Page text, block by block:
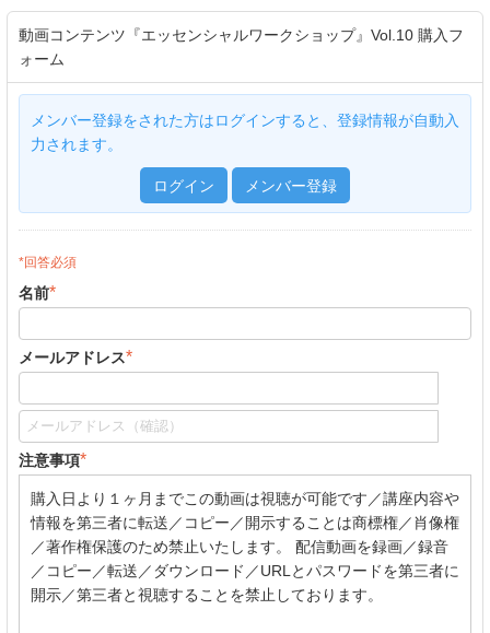
動画コンテンツ『エッセンシャルワークショップ』Vol.10 購入フ
ォーム
メンバー登録をされた方はログインすると、登録情報が自動入
力されます。
ログイン メンバー登録
*回答必須
名前*
メールアドレス*
注意事項*
購入日より１ヶ月までこの動画は視聴が可能です／講座内容や
情報を第三者に転送／コピー／開示することは商標権／肖像権
／著作権保護のため禁止いたします。 配信動画を録画／録音
／コピー／転送／ダウンロード／URLとパスワードを第三者に
開示／第三者と視聴することを禁止しております。